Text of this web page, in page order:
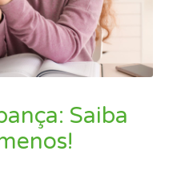
Saiba